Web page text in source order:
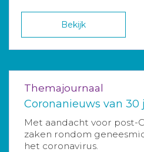
Bekijk
Themajournaal
Coronanieuws van 30
Met aandacht voor post-
zaken rondom
het coronavirus.